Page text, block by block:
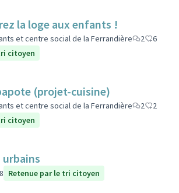
la loge aux enfants !
et centre social de la Ferrandière 2
6
citoyen
(projet-cuisine)
et centre social de la Ferrandière 2
2
citoyen
urbains
Retenue par le tri citoyen